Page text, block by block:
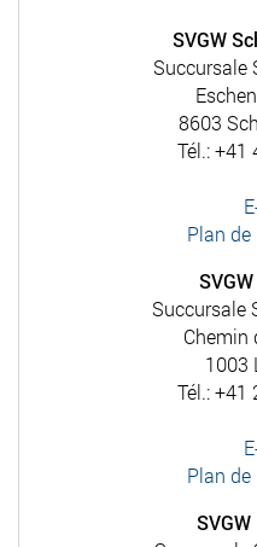
SVGW
Succursale
8603
Tél.: +41
Plan
Succursale
Chemin
1003
Tél.: +41
Plan